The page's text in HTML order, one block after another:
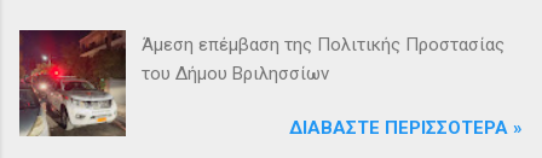
Άμεση επέμβαση της Πολιτικής Προστασίας
του Δήμου Βριλησσίων
ΔΙΑΒΆΣΤΕ ΠΕΡΙΣΣΌΤΕΡΑ »